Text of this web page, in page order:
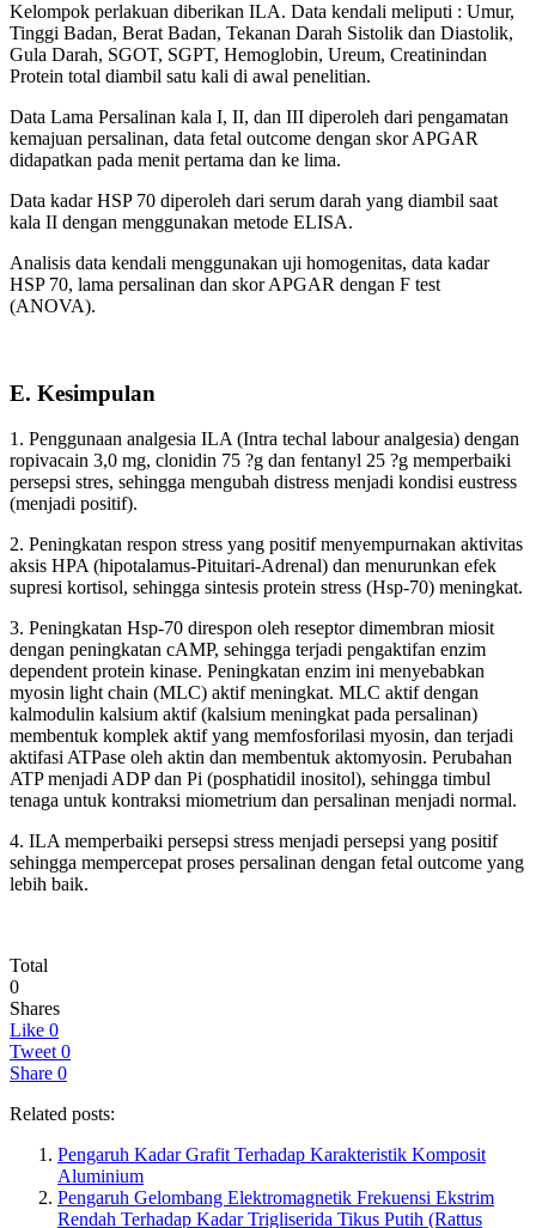
Kelompok perlakuan diberikan ILA. Data kendali meliputi : Umur,
Tinggi Badan, Berat Badan, Tekanan Darah Sistolik dan Diastolik,
Gula Darah, SGOT, SGPT, Hemoglobin, Ureum, Creatinindan
Protein total diambil satu kali di awal penelitian.
Data Lama Persalinan kala I, II, dan III diperoleh dari pengamatan
kemajuan persalinan, data fetal outcome dengan skor APGAR
didapatkan pada menit pertama dan ke lima.
Data kadar HSP 70 diperoleh dari serum darah yang diambil saat
kala II dengan menggunakan metode ELISA.
Analisis data kendali menggunakan uji homogenitas, data kadar
HSP 70, lama persalinan dan skor APGAR dengan F test
(ANOVA).
E. Kesimpulan
1. Penggunaan analgesia ILA (Intra techal labour analgesia) dengan
ropivacain 3,0 mg, clonidin 75 ?g dan fentanyl 25 ?g memperbaiki
persepsi stres, sehingga mengubah distress menjadi kondisi eustress
(menjadi positif).
2. Peningkatan respon stress yang positif menyempurnakan aktivitas
aksis HPA (hipotalamus-Pituitari-Adrenal) dan menurunkan efek
supresi kortisol, sehingga sintesis protein stress (Hsp-70) meningkat.
3. Peningkatan Hsp-70 direspon oleh reseptor dimembran miosit
dengan peningkatan cAMP, sehingga terjadi pengaktifan enzim
dependent protein kinase. Peningkatan enzim ini menyebabkan
myosin light chain (MLC) aktif meningkat. MLC aktif dengan
kalmodulin kalsium aktif (kalsium meningkat pada persalinan)
membentuk komplek aktif yang memfosforilasi myosin, dan terjadi
aktifasi ATPase oleh aktin dan membentuk aktomyosin. Perubahan
ATP menjadi ADP dan Pi (posphatidil inositol), sehingga timbul
tenaga untuk kontraksi miometrium dan persalinan menjadi normal.
4. ILA memperbaiki persepsi stress menjadi persepsi yang positif
sehingga mempercepat proses persalinan dengan fetal outcome yang
lebih baik.
Total
0
Shares
Like 0
Tweet 0
Share 0
Related posts:
Pengaruh Kadar Grafit Terhadap Karakteristik Komposit
Aluminium
Pengaruh Gelombang Elektromagnetik Frekuensi Ekstrim
Rendah Terhadap Kadar Trigliserida Tikus Putih (Rattus